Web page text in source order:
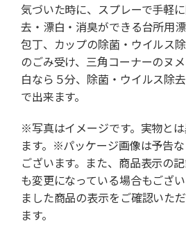
気づいた時に、スプレーで手軽
去・漂白・消臭ができる台所用漂
包丁、カップの除菌・ウイルス
のごみ受け、三角コーナーのヌ
白なら５分、除菌・ウイルス除
で出来ます。
※写真はイメージです。実物と
ます。※パッケージ画像は予告
ございます。また、商品表示の
も変更になっている場合もござ
ました商品の表示をご確認いた
ます。